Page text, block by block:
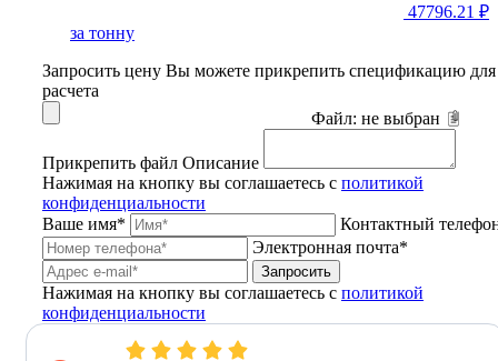
47796.21 ₽
за тонну
Запросить цену Вы можете прикрепить спецификацию для
расчета
Файл: не выбран
Прикрепить файл Описание
Нажимая на кнопку вы соглашаетесь с политикой
конфиденциальности
Ваше имя*
Контактный
Электронная почта*
Запросить
Нажимая на кнопку вы соглашаетесь с политикой
конфиденциальности